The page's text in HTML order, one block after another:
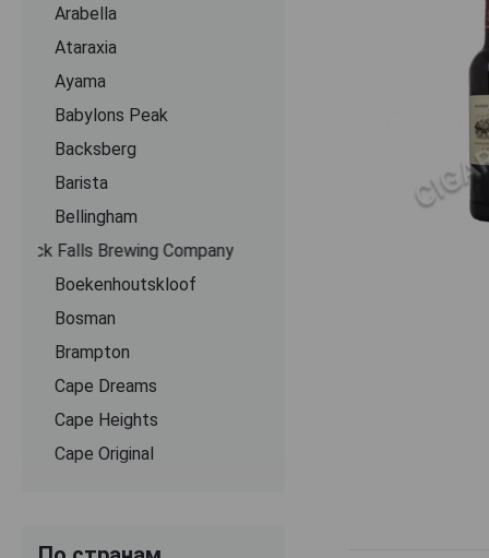
Arabella
Ataraxia
Ayama
Babylons Peak
Backsberg
Barista
Bellingham
Black Falls Brewing Company
Boekenhoutskloof
Bosman
Brampton
Cape Dreams
Cape Heights
Cape Original